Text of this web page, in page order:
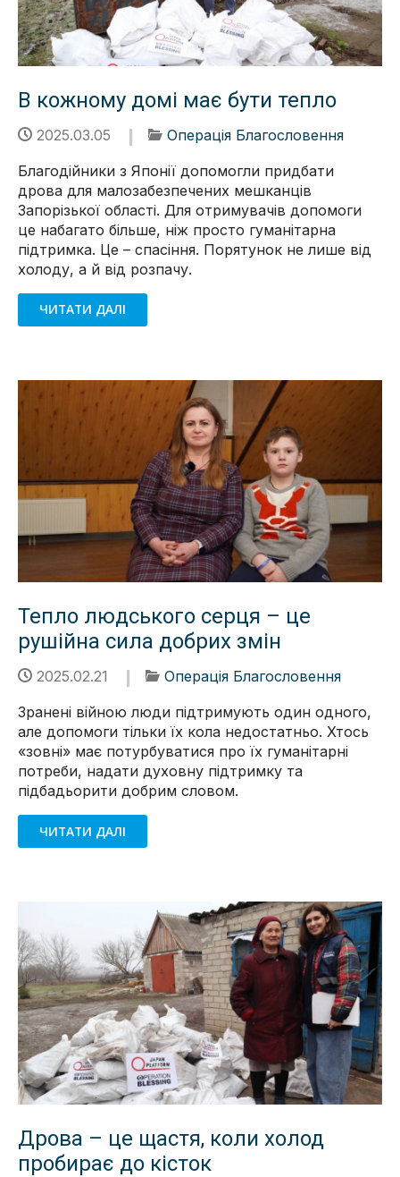
В кожному домі має бути тепло
2025.03.05
Операція Благословення
Благодійники з Японії допомогли придбати
дрова для малозабезпечених мешканців
Запорізької області. Для отримувачів допомоги
це набагато більше, ніж просто гуманітарна
підтримка. Це – спасіння. Порятунок не лише від
холоду, а й від розпачу.
ЧИТАТИ ДАЛІ
Тепло людського серця – це
рушійна сила добрих змін
2025.02.21
Операція Благословення
Зранені війною люди підтримують один одного,
але допомоги тільки їх кола недостатньо. Хтось
«зовні» має потурбуватися про їх гуманітарні
потреби, надати духовну підтримку та
підбадьорити добрим словом.
ЧИТАТИ ДАЛІ
Дрова – це щастя, коли холод
пробирає до кісток